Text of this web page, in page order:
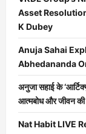
Asset
K Dubey
Anuja Sahai
Abhedananda
अनुजा सहाई के
आत्मबोध और जीवन की
Nat Habit LIVE